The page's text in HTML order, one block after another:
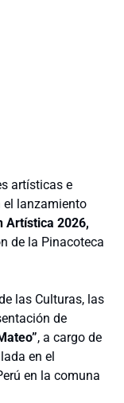
artísticas e
el lanzamiento
Artística 2026,
de la Pinacoteca
las Culturas, las
de
, a cargo de
en el
en la comuna